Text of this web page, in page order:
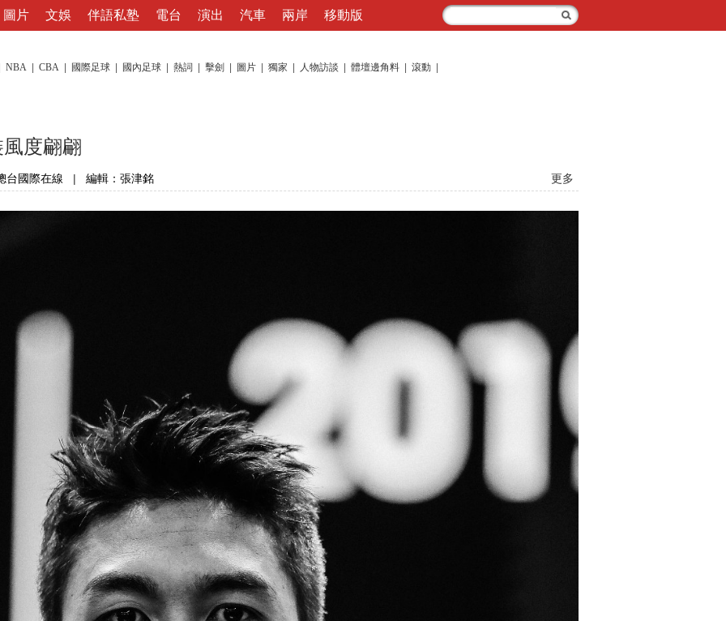
圖片 文娛 伴語私塾 電台 演出 汽車 兩岸 移動版
NBA CBA 國際足球 國內足球 熱詞 擊劍 圖片 獨家 人物訪談 體壇邊角料 滾動
度翩翩
台國際在線 | 編輯：張津銘 更多